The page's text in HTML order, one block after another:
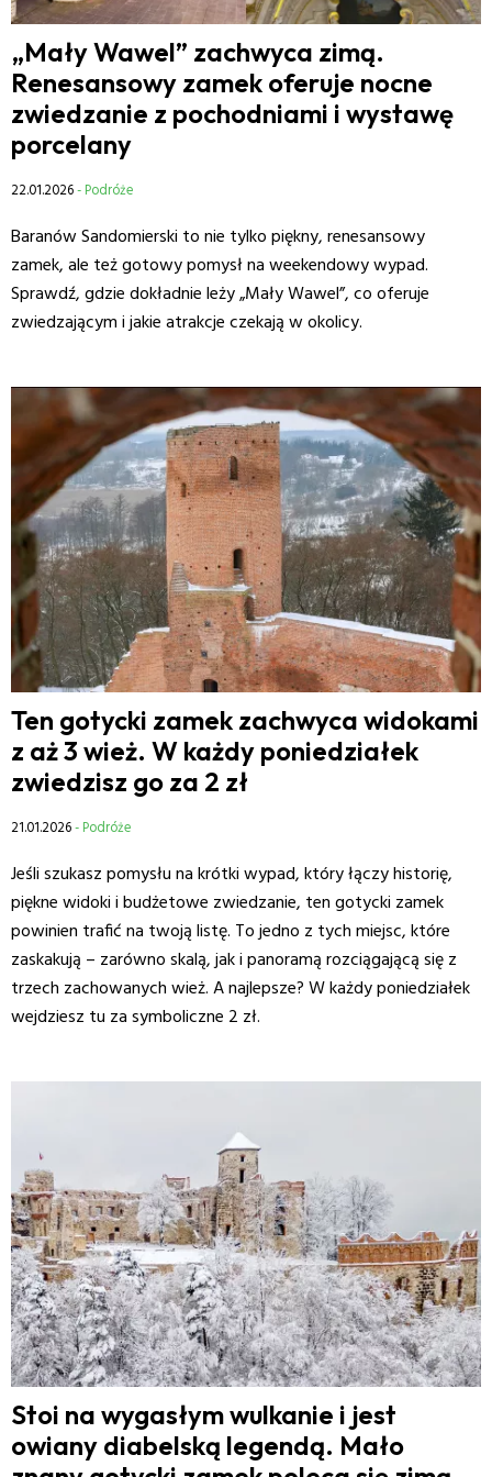
„Mały Wawel” zachwyca zimą.
Renesansowy zamek oferuje nocne
zwiedzanie z pochodniami i wystawę
porcelany
22.01.2026- Podróże
Baranów Sandomierski to nie tylko piękny, renesansowy
zamek, ale też gotowy pomysł na weekendowy wypad.
Sprawdź, gdzie dokładnie leży „Mały Wawel”, co oferuje
zwiedzającym i jakie atrakcje czekają w okolicy.
Ten gotycki zamek zachwyca widokami
z aż 3 wież. W każdy poniedziałek
zwiedzisz go za 2 zł
21.01.2026- Podróże
Jeśli szukasz pomysłu na krótki wypad, który łączy historię,
piękne widoki i budżetowe zwiedzanie, ten gotycki zamek
powinien trafić na twoją listę. To jedno z tych miejsc, które
zaskakują – zarówno skalą, jak i panoramą rozciągającą się z
trzech zachowanych wież. A najlepsze? W każdy poniedziałek
wejdziesz tu za symboliczne 2 zł.
Stoi na wygasłym wulkanie i jest
owiany diabelską legendą. Mało